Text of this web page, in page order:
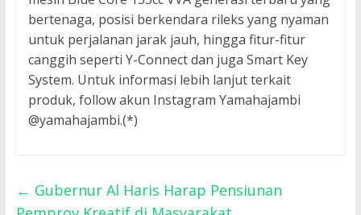
bertenaga, posisi berkendara rileks yang nyaman
untuk perjalanan jarak jauh, hingga fitur-fitur
canggih seperti Y-Connect dan juga Smart Key
System. Untuk informasi lebih lanjut terkait
produk, follow akun Instagram Yamahajambi
@yamahajambi.(*)
← Gubernur Al Haris Harap Pensiunan